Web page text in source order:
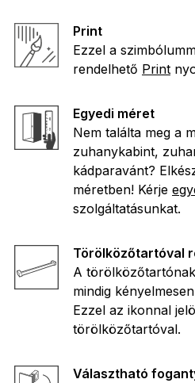
Print
Ezzel a
rendelhető Print
Egyedi méret
Nem találta meg a
zuhanykabint,
kádparavánt?
méretben! Kérje
szolgáltatásunkat.
Törölközőtartóval
A
mindig
Ezzel az ikonnal
törölközőtartóval.
Választható